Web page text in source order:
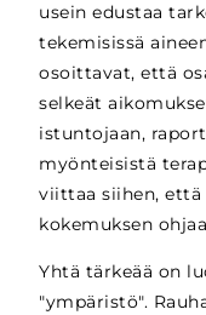
usein edustaa
tekemisissä
osoittavat, että
selkeät
istuntojaan,
myönteisistä
viittaa siihen,
kokemuksen
Yhtä tärkeää on
"ympäristö".